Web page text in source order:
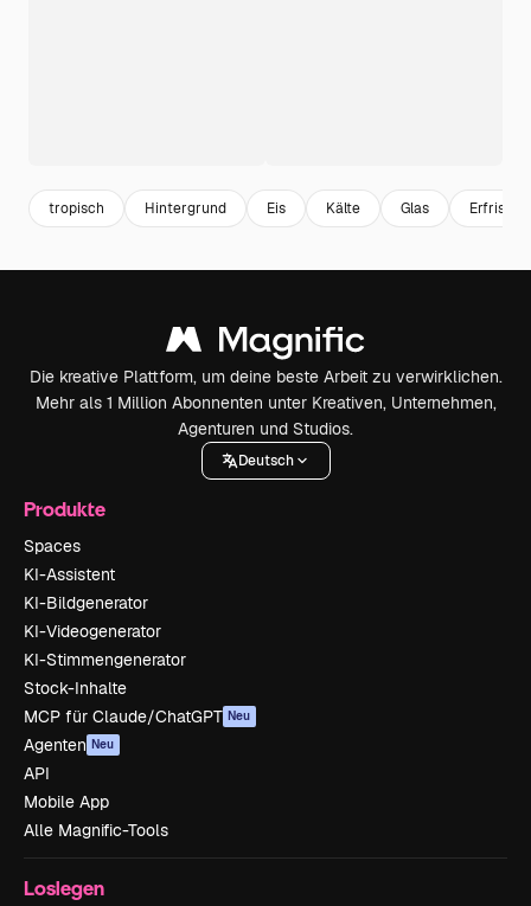
tropisch Hintergrund Eis Kälte Glas
Die kreative Plattform, um deine beste Arbeit zu verwirklichen.
Mehr als 1 Million Abonnenten unter Kreativen, Unternehmen,
Agenturen und Studios.
Deutsch
Produkte
Spaces
KI-Assistent
KI-Bildgenerator
KI-Videogenerator
KI-Stimmengenerator
Stock-Inhalte
MCP für Claude/ChatGPT Neu
Agenten Neu
API
Mobile App
Alle Magnific-Tools
Loslegen